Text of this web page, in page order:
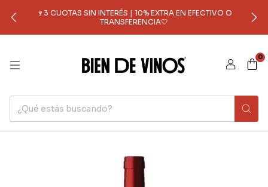
🍷3 CUOTAS SIN INTERÉS | 10% EXTRA EN EFECTIVO O
TRANSFERENCIA🤍
0